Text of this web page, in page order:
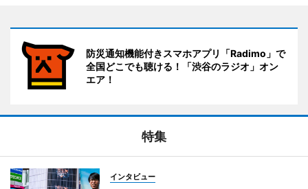
防災通知機能付きスマホアプリ「Radimo」で
全国どこでも聴ける！「渋谷のラジオ」オン
エア！
特集
インタビュー